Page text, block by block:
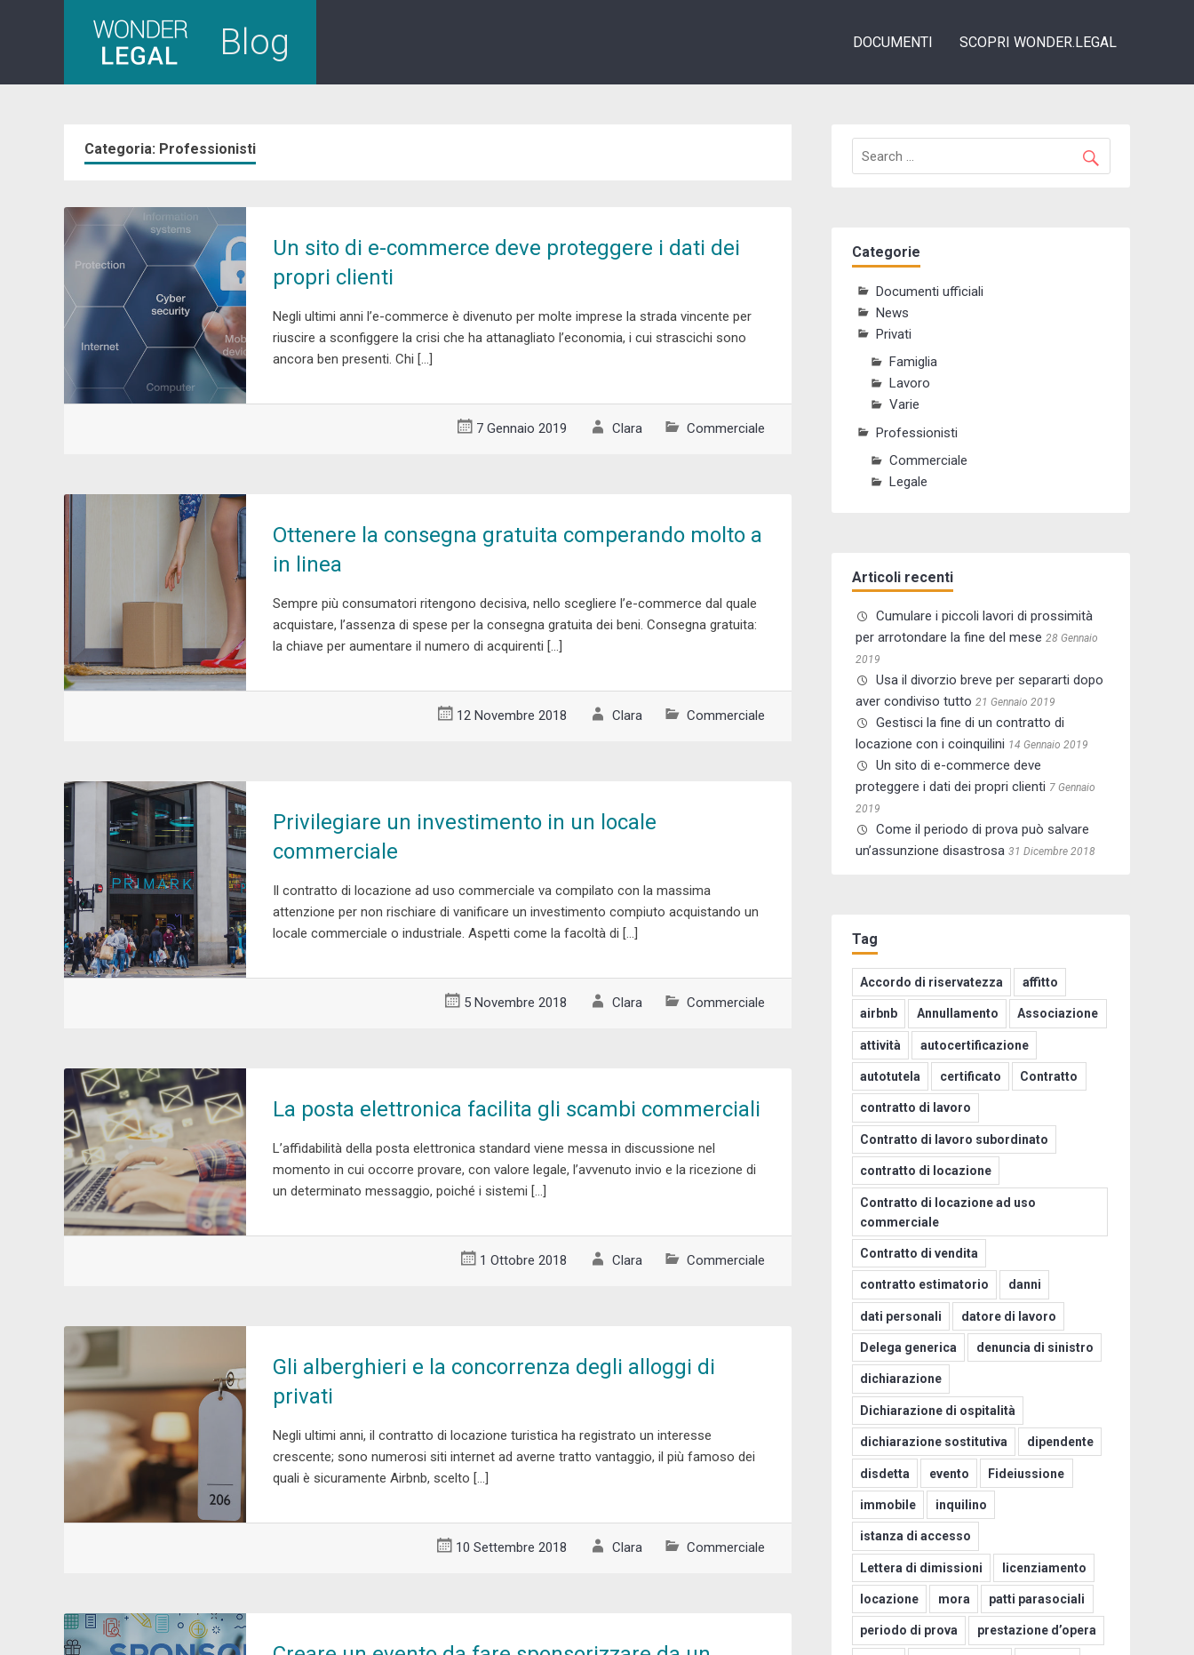
Blog DOCUMENTI SCOPRI WONDER.LEGAL
Categoria: Professionisti
Un sito di e-commerce deve proteggere i dati dei
propri clienti
Negli ultimi anni l’e-commerce è divenuto per molte imprese la strada vincente per
riuscire a sconfiggere la crisi che ha attanagliato l’economia, i cui strascichi sono
ancora ben presenti. Chi […]
7 Gennaio 2019 Clara Commerciale
Ottenere la consegna gratuita comperando molto a
in linea
Sempre più consumatori ritengono decisiva, nello scegliere l’e-commerce dal quale
acquistare, l’assenza di spese per la consegna gratuita dei beni. Consegna gratuita:
la chiave per aumentare il numero di acquirenti […]
12 Novembre 2018 Clara Commerciale
Privilegiare un investimento in un locale
commerciale
Il contratto di locazione ad uso commerciale va compilato con la massima
attenzione per non rischiare di vanificare un investimento compiuto acquistando un
locale commerciale o industriale. Aspetti come la facoltà di […]
5 Novembre 2018 Clara Commerciale
La posta elettronica facilita gli scambi commerciali
L’affidabilità della posta elettronica standard viene messa in discussione nel
momento in cui occorre provare, con valore legale, l’avvenuto invio e la ricezione di
un determinato messaggio, poiché i sistemi […]
1 Ottobre 2018 Clara Commerciale
Gli alberghieri e la concorrenza degli alloggi di
privati
Negli ultimi anni, il contratto di locazione turistica ha registrato un interesse
crescente; sono numerosi siti internet ad averne tratto vantaggio, il più famoso dei
quali è sicuramente Airbnb, scelto […]
10 Settembre 2018 Clara Commerciale
Categorie
Documenti ufficiali
News
Privati
Famiglia
Lavoro
Varie
Professionisti
Commerciale
Legale
Articoli recenti
Cumulare i piccoli lavori di prossimità
per arrotondare la fine del mese 28 Gennaio
2019
Usa il divorzio breve per separarti dopo
aver condiviso tutto 21 Gennaio 2019
Gestisci la fine di un contratto di
locazione con i coinquilini 14 Gennaio 2019
Un sito di e-commerce deve
proteggere i dati dei propri clienti 7 Gennaio
2019
Come il periodo di prova può salvare
un’assunzione disastrosa 31 Dicembre 2018
Tag
Accordo di riservatezza affitto
airbnb Annullamento Associazione
attività autocertificazione
autotutela certificato Contratto
contratto di lavoro
Contratto di lavoro subordinato
contratto di locazione
Contratto di locazione ad uso
commerciale
Contratto di vendita
contratto estimatorio danni
dati personali datore di lavoro
Delega generica denuncia di sinistro
dichiarazione
Dichiarazione di ospitalità
dichiarazione sostitutiva dipendente
disdetta evento Fideiussione
immobile inquilino
istanza di accesso
Lettera di dimissioni licenziamento
locazione mora patti parasociali
periodo di prova prestazione d’opera